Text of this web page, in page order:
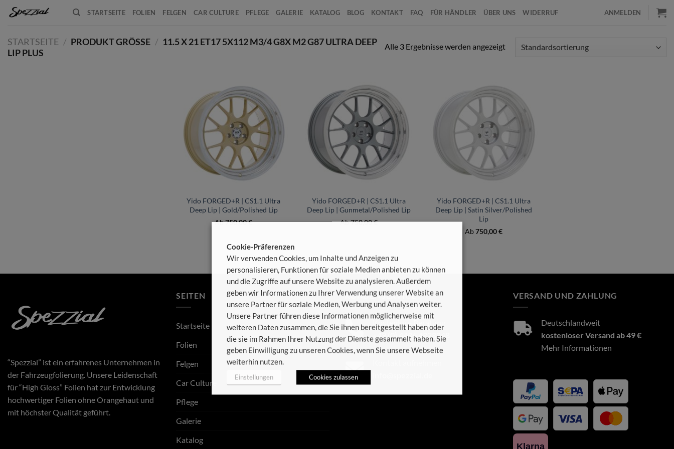
Zum
Inhalt
STARTSEITE FOLIEN FELGEN CAR CULTURE PFLEGE GALERIE KATALOG BLOG KONTAKT FAQ FÜR HÄNDLER ÜBER UNS WIDERRUF ANMELDEN
STARTSEITE / PRODUKT GRÖSSE / 11.5 X 21 ET17 5X112 M3/4 G8X M2 G87 ULTRA DEEP
LIP PLUS
Alle 3 Ergebnisse werden angezeigt
Yido FORGED+R | CS1.1 Ultra
Deep Lip | Gold/Polished Lip
Ab750,00€
Yido FORGED+R | CS1.1 Ultra
Deep Lip | Gunmetal/Polished Lip
Ab750,00€
Yido FORGED+R | CS1.1 Ultra
Deep Lip | Satin Silver/Polished
Lip
Ab750,00€
“Spezzial” ist ein erfahrenes Unternehmen in
der Fahrzeugfolierung. Unsere Leidenschaft
für “High Gloss” Folien hat zur Entwicklung
hochwertiger Folien ohne Orangehaut und
mit höchster Qualität geführt.
SEITEN
Startseite
Folien
Felgen
Car Culture
Pflege
Galerie
Katalog
KUNDENSERVICE
Kostenlose Beratung
+49 (0) 4486 4828348
VERSAND UND ZAHLUNG
Deutschlandweit
kostenloser Versand ab 49 €
Mehr Informationen
Klarna
Cookie-Präferenzen
Wir verwenden Cookies, um Inhalte und Anzeigen zu
personalisieren, Funktionen für soziale Medien anbieten zu können
und die Zugriffe auf unsere Website zu analysieren. Außerdem
geben wir Informationen zu Ihrer Verwendung unserer Website an
unsere Partner für soziale Medien, Werbung und Analysen weiter.
Unsere Partner führen diese Informationen möglicherweise mit
weiteren Daten zusammen, die Sie ihnen bereitgestellt haben oder
die sie im Rahmen Ihrer Nutzung der Dienste gesammelt haben. Sie
geben Einwilligung zu unseren Cookies, wenn Sie unsere Webseite
weiterhin nutzen.
Einstellungen Cookies zulassen